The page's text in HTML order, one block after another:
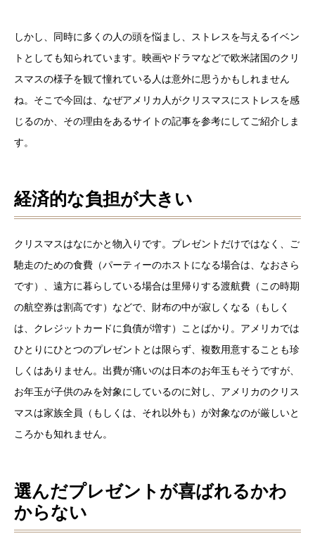
しかし、同時に多くの人の頭を悩まし、ストレスを与えるイベン
トとしても知られています。映画やドラマなどで欧米諸国のクリ
スマスの様子を観て憧れている人は意外に思うかもしれません
ね。そこで今回は、なぜアメリカ人がクリスマスにストレスを感
じるのか、その理由をあるサイトの記事を参考にしてご紹介しま
す。
経済的な負担が大きい
クリスマスはなにかと物入りです。プレゼントだけではなく、ご
馳走のための食費（パーティーのホストになる場合は、なおさら
です）、遠方に暮らしている場合は里帰りする渡航費（この時期
の航空券は割高です）などで、財布の中が寂しくなる（もしく
は、クレジットカードに負債が増す）ことばかり。アメリカでは
ひとりにひとつのプレゼントとは限らず、複数用意することも珍
しくはありません。出費が痛いのは日本のお年玉もそうですが、
お年玉が子供のみを対象にしているのに対し、アメリカのクリス
マスは家族全員（もしくは、それ以外も）が対象なのが厳しいと
ころかも知れません。
選んだプレゼントが喜ばれるかわ
からない